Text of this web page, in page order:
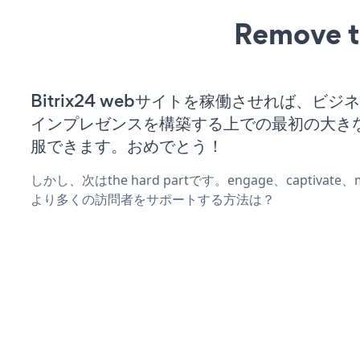
Remove
Bitrix24 webサイトを稼働させれば、ビジ
インプレゼンスを構築する上での最初の大き
服できます。おめでとう！
しかし、次はthe hard partです。engage、captivate、
より多くの訪問者をサポートする方法は？